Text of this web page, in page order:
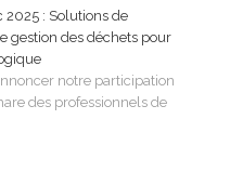
2025 : Solutions de
gestion des déchets pour
notre participation
des professionnels de